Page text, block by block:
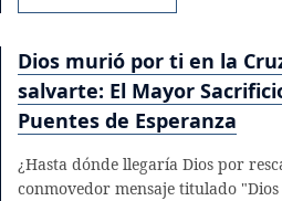
Dios murió por ti en la
salvarte: El Mayor
Puentes de Esperanza
¿Hasta dónde llegaría Dios por
conmovedor mensaje titulado